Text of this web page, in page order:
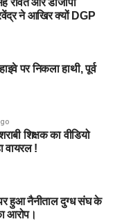
ने आखिर क्यों DGP
पर निकला हाथी, पूर्व
शिक्षक का वीडियो
वायरल !
हुआ नैनीताल दुग्ध संघ के
आरोप।